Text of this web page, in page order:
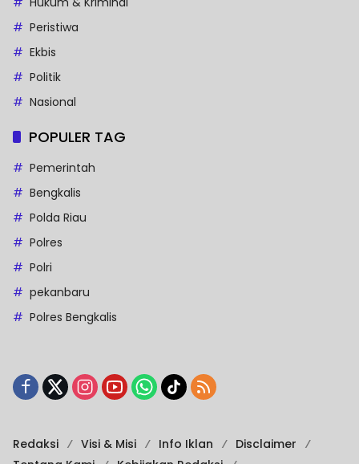
Peristiwa
Ekbis
Politik
Nasional
POPULER TAG
Pemerintah
Bengkalis
Polda Riau
Polres
Polri
pekanbaru
Polres Bengkalis
Redaksi Visi & Misi Info Iklan
Disclaimer